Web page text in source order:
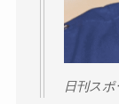
日刊スポ